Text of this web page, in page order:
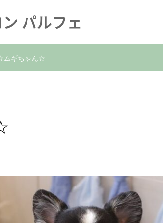
パルフェ
ムギちゃん☆